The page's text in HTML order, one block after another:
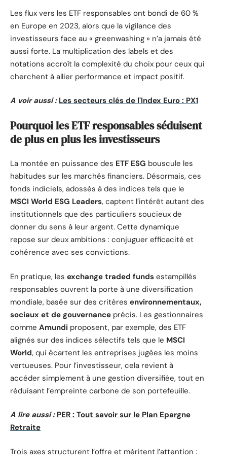
Les flux vers les ETF responsables ont bondi de 60 %
en Europe en 2023, alors que la vigilance des
investisseurs face au « greenwashing » n’a jamais été
aussi forte. La multiplication des labels et des
notations accroît la complexité du choix pour ceux qui
cherchent à allier performance et impact positif.
A voir aussi : Les secteurs clés de l'Index Euro : PX1
Pourquoi les ETF responsables séduisent
de plus en plus les investisseurs
La montée en puissance des ETF ESG bouscule les
habitudes sur les marchés financiers. Désormais, ces
fonds indiciels, adossés à des indices tels que le
MSCI World ESG Leaders, captent l’intérêt autant des
institutionnels que des particuliers soucieux de
donner du sens à leur argent. Cette dynamique
repose sur deux ambitions : conjuguer efficacité et
cohérence avec ses convictions.
En pratique, les exchange traded funds estampillés
responsables ouvrent la porte à une diversification
mondiale, basée sur des critères environnementaux,
sociaux et de gouvernance précis. Les gestionnaires
comme Amundi proposent, par exemple, des ETF
alignés sur des indices sélectifs tels que le MSCI
World, qui écartent les entreprises jugées les moins
vertueuses. Pour l’investisseur, cela revient à
accéder simplement à une gestion diversifiée, tout en
réduisant l’empreinte carbone de son portefeuille.
A lire aussi : PER : Tout savoir sur le Plan Epargne
Retraite
Trois axes structurent l’offre et méritent l’attention :